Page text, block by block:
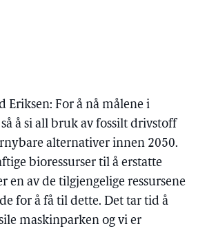
Eriksen: For å nå målene i
å si all bruk av fossilt drivstoff
alternativer innen 2050.
bioressurser til å erstatte
en av de tilgjengelige ressursene
for å få til dette. Det tar tid å
maskinparken og vi er